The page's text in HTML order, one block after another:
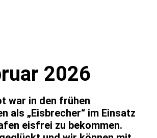
2026
war in den frühen
als „Eisbrecher“ im Einsatz
eisfrei zu bekommen.